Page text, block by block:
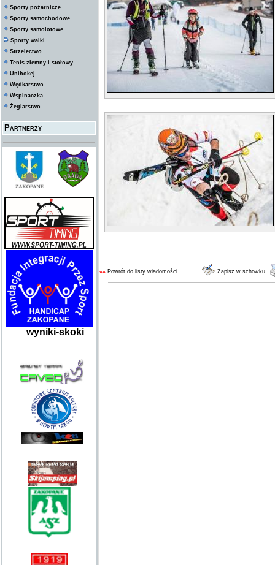
Sporty pożarnicze
Sporty samochodowe
Sporty samolotowe
Sporty walki
Strzelectwo
Tenis ziemny i stołowy
Unihokej
Wędkarstwo
Wspinaczka
Żeglarstwo
Partnerzy
wyniki-skoki
«« Powrót do listy wiadomości Zapisz w schowku